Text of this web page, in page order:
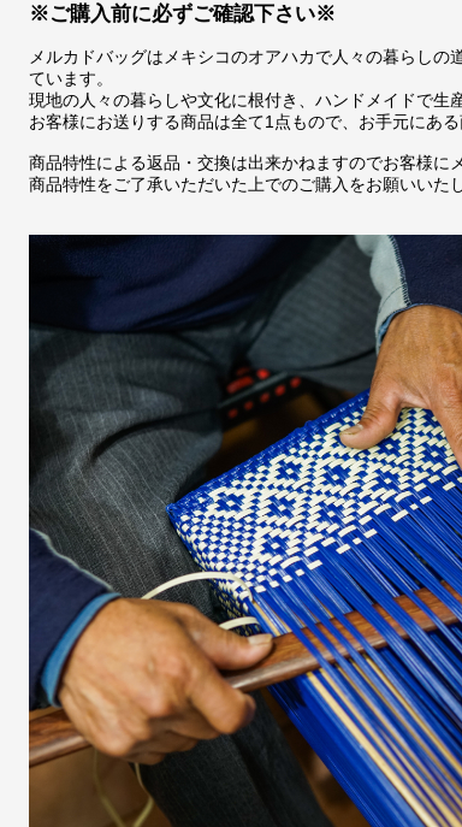
※ご購入前に必ずご確認下さい※
メルカドバッグはメキシコのオアハカで人々の暮らし
ています。
現地の人々の暮らしや文化に根付き、ハンドメイドで生
お客様にお送りする商品は全て1点もので、お手元にあ
商品特性による返品・交換は出来かねますのでお客様に
商品特性をご了承いただいた上でのご購入をお願いいた